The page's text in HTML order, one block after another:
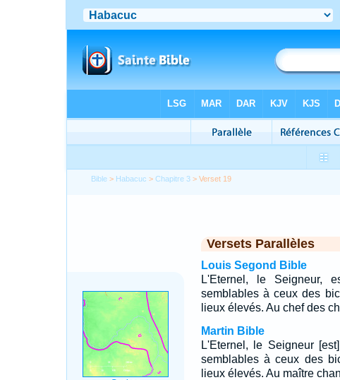
Bible > Habacuc >Chapitre 3 > Verset 19
Versets Parallèles
Louis Segond Bible
L'Eternel, le Seigneur,
semblables à ceux des
lieux élevés. Au chef des
Martin Bible
L'Eternel, le Seigneur
semblables à ceux des
lieux élevés. Au maître